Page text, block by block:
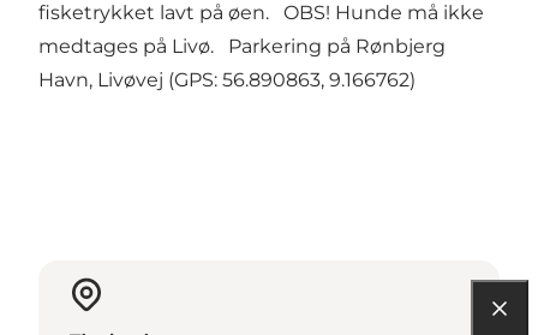
fisketrykket lavt på øen. OBS! Hunde må ikke
medtages på Livø. Parkering på Rønbjerg
Havn, Livøvej (GPS: 56.890863, 9.166762)